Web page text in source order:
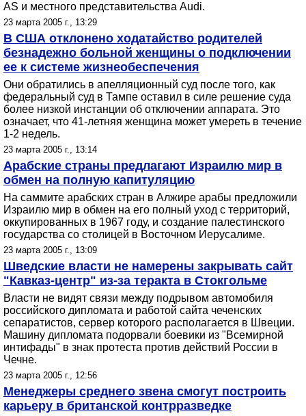
AS и местного представительства Audi.
23 марта 2005 г., 13:29
В США отклонено ходатайство родителей
безнадежно больной женщины о подключении
ее к системе жизнеобеспечения
Они обратились в апелляционный суд после того, как
федеральный суд в Тампе оставил в силе решение суда
более низкой инстанции об отключении аппарата. Это
означает, что 41-летняя женщина может умереть в течение
1-2 недель.
23 марта 2005 г., 13:14
Арабские страны предлагают Израилю мир в
обмен на полную капитуляцию
На саммите арабских стран в Алжире арабы предложили
Израилю мир в обмен на его полный уход с территорий,
оккупированных в 1967 году, и создание палестинского
государства со столицей в Восточном Иерусалиме.
23 марта 2005 г., 13:09
Шведские власти не намерены закрывать сайт
"Кавказ-центр" из-за теракта в Стокгольме
Власти не видят связи между подрывом автомобиля
российского дипломата и работой сайта чеченских
сепаратистов, сервер которого располагается в Швеции.
Машину дипломата подорвали боевики из "Всемирной
интифады" в знак протеста против действий России в
Чечне.
23 марта 2005 г., 12:56
Менеджеры среднего звена смогут построить
карьеру в британской контрразведке